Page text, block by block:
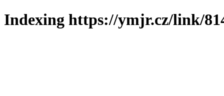
Indexing https://ymjr.cz/link/